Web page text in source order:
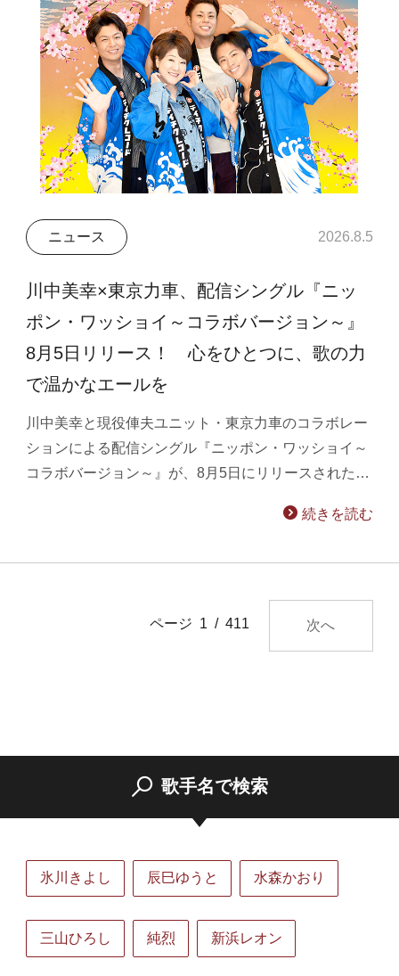
ニュース 2026.8.5
川中美幸×東京力車、配信シングル『ニッ
ポン・ワッショイ～コラボバージョン～』
8月5日リリース！ 心をひとつに、歌の力
で温かなエールを
川中美幸と現役俥夫ユニット・東京力車のコラボレー
ションによる配信シングル『ニッポン・ワッショイ～
コラボバージョン～』が、8月5日にリリースされた…
続きを読む
ページ 1 / 411 次へ
歌手名で検索
氷川きよし 辰巳ゆうと 水森かおり
三山ひろし 純烈 新浜レオン